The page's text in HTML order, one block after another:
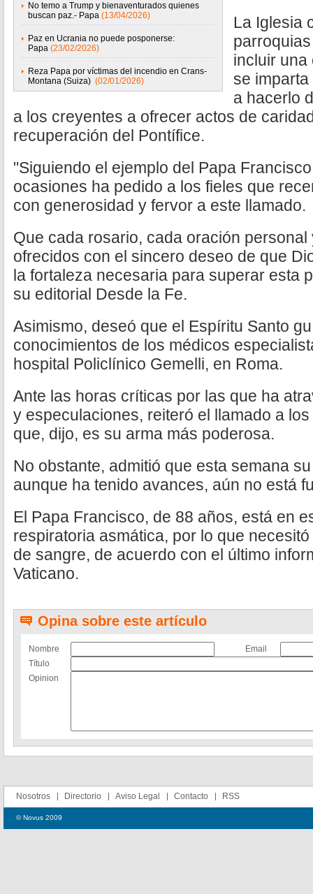
No temo a Trump y bienaventurados quienes
buscan paz.- Papa (13/04/2026)
Paz en Ucrania no puede posponerse:
Papa (23/02/2026)
Reza Papa por víctimas del incendio en Crans-
Montana (Suiza) (02/01/2026)
La Iglesia
incluir una
se
a hacerlo
a los creyentes a ofrecer actos de
recuperación del Pontífice.
"Siguiendo el ejemplo del Papa
ocasiones ha pedido a los fieles que
con generosidad y fervor a este llamado.
Que cada rosario, cada oración
ofrecidos con el sincero deseo de que
la fortaleza necesaria para superar esta
su editorial Desde la Fe.
Asimismo, deseó que el Espíritu Santo
conocimientos de los médicos
hospital Policlínico Gemelli, en Roma.
Ante las horas críticas por las que ha
y especulaciones, reiteró el llamado a
que, dijo, es su arma más poderosa.
No obstante, admitió que esta semana
aunque ha tenido avances, aún no está
El Papa Francisco, de 88 años, está en
respiratoria asmática, por lo que
de sangre, de acuerdo con el último
Vaticano.
Opina sobre este artículo
Nombre
Email
Título
Opinion
Nosotros Directorio Aviso Legal Contacto RSS
© Novus 2009